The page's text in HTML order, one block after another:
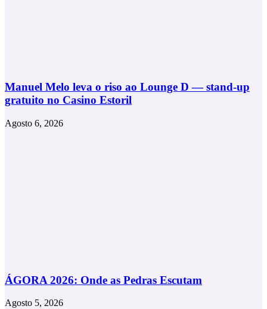
Manuel Melo leva o riso ao Lounge D — stand-up
gratuito no Casino Estoril
Agosto 6, 2026
ÁGORA 2026: Onde as Pedras Escutam
Agosto 5, 2026